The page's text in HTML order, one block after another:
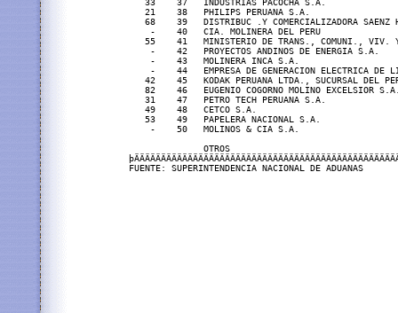
33    37   INDUSTRIAS PACOCHA S.A.
21    38   PHILIPS PERUANA S.A.
68    39   DISTRIBUC .Y COMERCIALIZADORA
-    40   CIA. MOLINERA DEL PERU
55    41   MINISTERIO DE TRANS., COMUNI.,
-    42   PROYECTOS ANDINOS DE ENERGIA S.A.
-    43   MOLINERA INCA S.A.
-    44   EMPRESA DE GENERACION ELECTRICA DE
42    45   KODAK PERUANA LTDA., SUCURSAL DEL
82    46   EUGENIO COGORNO MOLINO EXCELSIOR
31    47   PETRO TECH PERUANA S.A.
49    48   CETCO S.A.
53    49   PAPELERA NACIONAL S.A.
-    50   MOLINOS & CIA S.A.
OTROS
FUENTE: